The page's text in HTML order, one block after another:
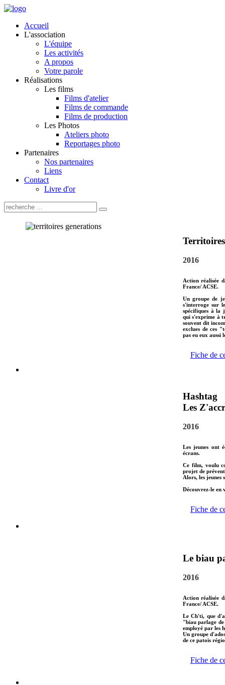
Accueil
L'association
L'équipe
Les activités
A propos
Votre parole
Réalisations
Les films
Films d'atelier
Films de commande
Films de production
Les Photos
Ateliers photo
Reportages photo
Partenaires
Nos partenaires
Liens
Contact
Livre d'or
2016
Action réalisée
France/ ACSE.
Un groupe de
s'interroge sur
spécifiques à la
qui s'exprime à
souvent dit
exclues de ces
pas eu eux aussi
Fiche de
Hashtag
Les
2016
Les jeunes ont
écrans.
Ce film, voulu
projet de
Alors, les jeunes
Découvrez-le en
Fiche de
Le biau
2016
Action réalisée
France/ ACSE.
Le Ch'ti, que
"biau parlage
employé par les
Un groupe
de ce patois
Fiche de